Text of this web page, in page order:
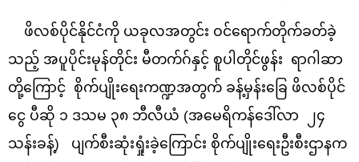
ဖိလစ်ပိုင်နိုင်ငံကို ယခုလအတွင်း ဝင်ရောက်တိုက်ခတ်ခဲ့
သည့် အပူပိုင်းမုန်တိုင်း မီတက်ဂ်နှင့် စူပါတိုင်ဖွန်း ရာဂါဆာ
တို့ကြောင့် စိုက်ပျိုးရေးကဏ္ဍအတွက် ခန့်မှန်းခြေ ဖိလစ်ပိုင်
ငွေ ပီဆို ၁ ဒသမ ၃၈ ဘီလီယံ (အမေရိကန်ဒေါ်လာ ၂၄
သန်းခန့်) ပျက်စီးဆုံးရှုံးခဲ့ကြောင်း စိုက်ပျိုးရေးဦးစီးဌာနက